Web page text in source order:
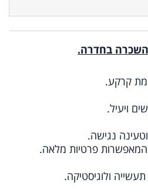
בחדרה.
נגישה.
המאפשרות פרטיות מלאה.
ולוגיסטיקה.